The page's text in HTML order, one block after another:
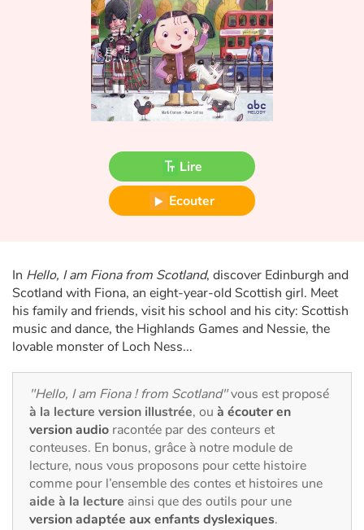
Contes d'ici et d'ailleurs
Fable, mythe, littérature et poésie
Ogres, monstres et sorcières
Les animaux
Voyage, épopée, enquête, aventure
Apprentissage
Art, espace, activité
Documentaires
Lire
Ecouter
In Hello, I am Fiona from Scotland, discover Edinburgh and
Scotland with Fiona, an eight-year-old Scottish girl. Meet
his family and friends, visit his school and his city: Scottish
music and dance, the Highlands Games and Nessie, the
lovable monster of Loch Ness...
"Hello, I am Fiona ! from Scotland"vous est proposé
à la lecture version illustrée, ou à écouter en
version audio racontée par des conteurs et
conteuses. En bonus, grâce à notre module de
lecture, nous vous proposons pour cette histoire
comme pour l’ensemble des contes et histoires une
aide à la lecture ainsi que des outils pour une
version adaptée aux enfants dyslexiques.